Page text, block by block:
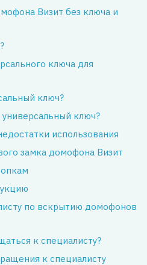
Визит без ключа и
ключа для
ключ?
ключ?
использования
замка домофона Визит
по вскрытию домофонов
к специалисту?
к специалисту